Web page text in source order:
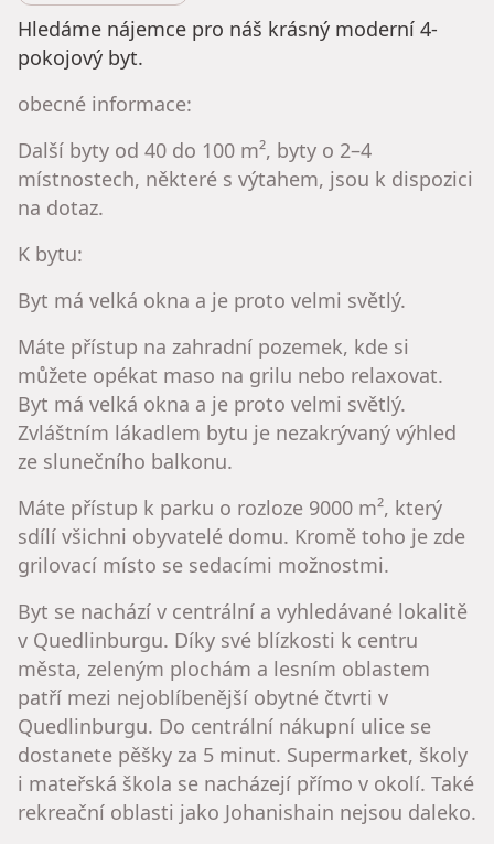
Hledáme nájemce pro náš krásný moderní 4-
pokojový byt.
obecné informace:
Další byty od 40 do 100 m², byty o 2–4
místnostech, některé s výtahem, jsou k dispozici
na dotaz.
K bytu:
Byt má velká okna a je proto velmi světlý.
Máte přístup na zahradní pozemek, kde si
můžete opékat maso na grilu nebo relaxovat.
Byt má velká okna a je proto velmi světlý.
Zvláštním lákadlem bytu je nezakrývaný výhled
ze slunečního balkonu.
Máte přístup k parku o rozloze 9000 m², který
sdílí všichni obyvatelé domu. Kromě toho je zde
grilovací místo se sedacími možnostmi.
Byt se nachází v centrální a vyhledávané lokalitě
v Quedlinburgu. Díky své blízkosti k centru
města, zeleným plochám a lesním oblastem
patří mezi nejoblíbenější obytné čtvrti v
Quedlinburgu. Do centrální nákupní ulice se
dostanete pěšky za 5 minut. Supermarket, školy
i mateřská škola se nacházejí přímo v okolí. Také
rekreační oblasti jako Johanishain nejsou daleko.